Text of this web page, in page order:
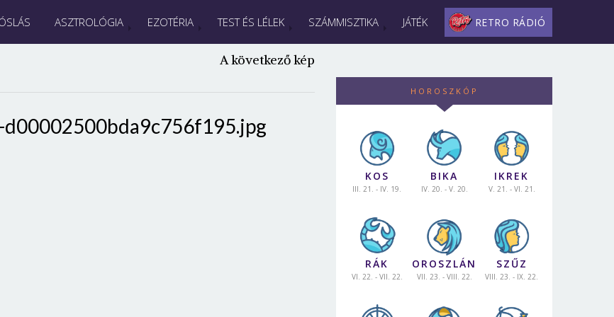
ASZTROLÓGIA EZOTÉRIA TEST ÉS LÉLEK SZÁMMISZTIKA JÁTÉK RETRO RÁDIÓ
A következő kép
HOROSZKÓP
KOS
III. 21. - IV. 19.
BIKA
IV. 20. - V. 20.
IKREK
V. 21. - VI. 21.
RÁK
VI. 22. - VII. 22.
OROSZLÁN
VII. 23. - VIII. 22.
SZŰZ
VIII. 23. - IX. 22.